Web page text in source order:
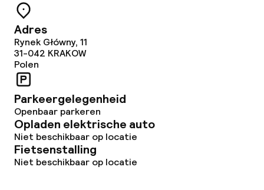
Adres
Rynek Główny, 11
31-042 KRAKOW
Polen
Parkeergelegenheid
Openbaar parkeren
Opladen elektrische auto
Niet beschikbaar op locatie
Fietsenstalling
Niet beschikbaar op locatie